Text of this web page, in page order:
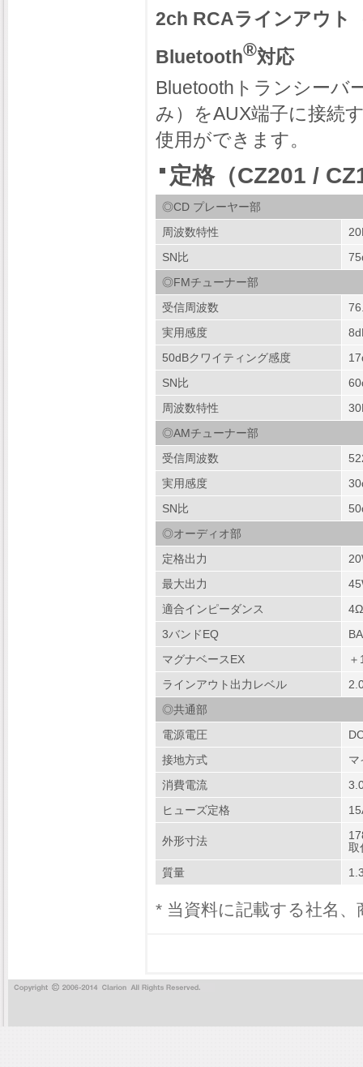
2ch RCAラインアウト
Bluetooth®対応
Bluetoothトランシーバ
み）をAUX端子に接続
使用ができます。
定格（CZ201 /
◎CD プレーヤー部
周波数特性
SN比
◎FMチューナー部
受信周波数
実用感度
50dBクワイティング感度
SN比
周波数特性
◎AMチューナー部
受信周波数
実用感度
SN比
◎オーディオ部
定格出力
最大出力
適合インピーダンス
3バンドEQ
マグナベースEX
ラインアウト出力レベル
◎共通部
電源電圧
接地方式 マ
消費電流
ヒューズ定格
外形寸法
取
質量
* 当資料に記載する社名